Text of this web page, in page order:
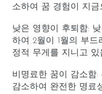
소하여 꿈 경험이 지
낮은 영향이 후퇴함:
하여 2월이 1월의 부
정적 무게를 지니고 있
비명료한 꿈이 감소함:
감소하여 완전한 명료